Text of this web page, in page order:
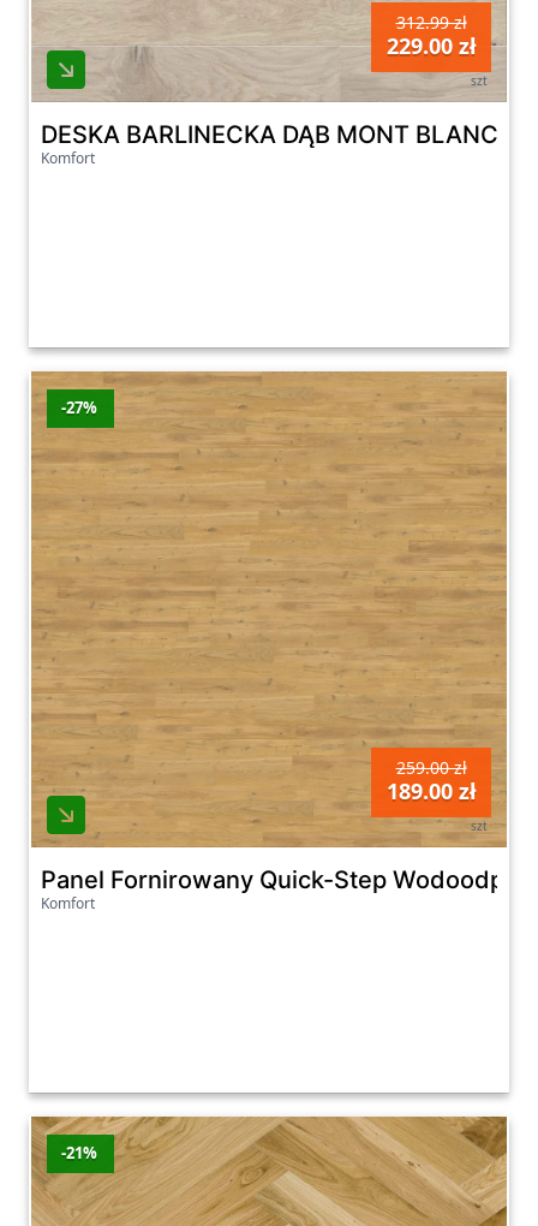
312.99 zł
229.00 zł
szt
DESKA BARLINECKA DĄB MONT BLANC
Komfort
-27%
259.00 zł
189.00 zł
szt
Panel Fornirowany Quick-Step
Komfort
-21%